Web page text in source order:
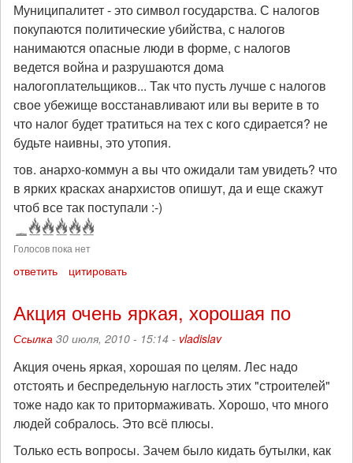
Муниципалитет - это символ государства. С налогов
покупаются политические убийства, с налогов
нанимаются опасные люди в форме, с налогов
ведется война и разрушаются дома
налогоплательщиков... Так что пусть лучше с налогов
свое убежище восстанавливают или вы верите в то
что налог будет тратиться на тех с кого сдирается? не
будьте наивны, это утопия.
тов. анархо-коммун а вы что ожидали там увидеть? что
в ярких красках анархистов опишут, да и еще скажут
чтоб все так поступали :-)
Голосов пока нет
ответить цитировать
Акция очень яркая, хорошая по
Ссылка 30 июля, 2010 - 15:14 - vladislav
Акция очень яркая, хорошая по целям. Лес надо
отстоять и беспредельную наглость этих "строителей"
тоже надо как то притормаживать. Хорошо, что много
людей собралось. Это всё плюсы.
Только есть вопросы. Зачем было кидать бутылки, как